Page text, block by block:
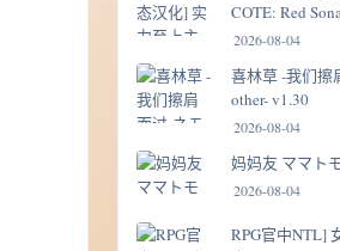
COTE: Red
2026-08-04
喜林草 -我们擦
other- v1.30
2026-08-04
妈妈友 ママト
2026-08-04
RPG官中NTL]